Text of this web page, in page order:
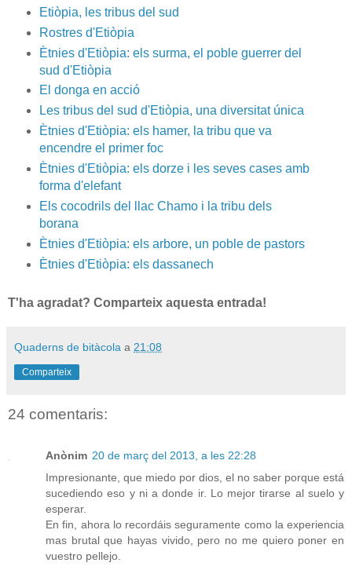
Etiòpia, les tribus del sud
Rostres d'Etiòpia
Ètnies d'Etiòpia: els surma, el poble guerrer del
sud d'Etiòpia
El donga en acció
Les tribus del sud d'Etiòpia, una diversitat única
Ètnies d'Etiòpia: els hamer, la tribu que va
encendre el primer foc
Ètnies d'Etiòpia: els dorze i les seves cases amb
forma d'elefant
Els cocodrils del llac Chamo i la tribu dels
borana
Ètnies d'Etiòpia: els arbore, un poble de pastors
Ètnies d'Etiòpia: els dassanech
T'ha agradat? Comparteix aquesta entrada!
Quaderns de bitàcola a 21:08
Comparteix
24 comentaris:
Anònim 20 de març del 2013, a les 22:28
Impresionante, que miedo por dios, el no saber porque está
sucediendo eso y ni a donde ir. Lo mejor tirarse al suelo y
esperar.
En fin, ahora lo recordáis seguramente como la experiencia
mas brutal que hayas vivido, pero no me quiero poner en
vuestro pellejo.